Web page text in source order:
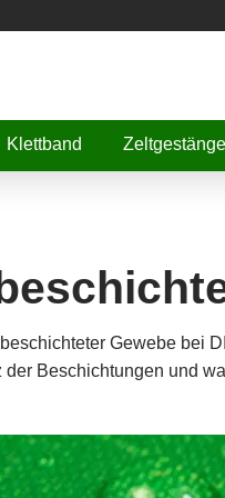
Klettband Zeltgestänge
Gewebe bei
Beschichtungen und